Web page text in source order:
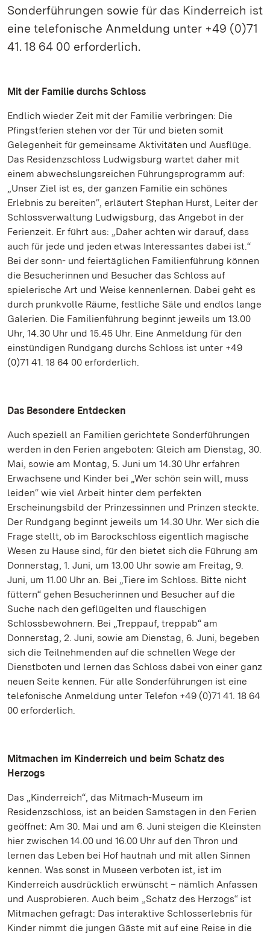
Sonderführungen sowie für das Kinderreich ist
eine telefonische Anmeldung unter +49 (0)71
41. 18 64 00 erforderlich.
Mit der Familie durchs Schloss
Endlich wieder Zeit mit der Familie verbringen: Die
Pfingstferien stehen vor der Tür und bieten somit
Gelegenheit für gemeinsame Aktivitäten und Ausflüge.
Das Residenzschloss Ludwigsburg wartet daher mit
einem abwechslungsreichen Führungsprogramm auf:
„Unser Ziel ist es, der ganzen Familie ein schönes
Erlebnis zu bereiten“, erläutert Stephan Hurst, Leiter der
Schlossverwaltung Ludwigsburg, das Angebot in der
Ferienzeit. Er führt aus: „Daher achten wir darauf, dass
auch für jede und jeden etwas Interessantes dabei ist.“
Bei der sonn- und feiertäglichen Familienführung können
die Besucherinnen und Besucher das Schloss auf
spielerische Art und Weise kennenlernen. Dabei geht es
durch prunkvolle Räume, festliche Säle und endlos lange
Galerien. Die Familienführung beginnt jeweils um 13.00
Uhr, 14.30 Uhr und 15.45 Uhr. Eine Anmeldung für den
einstündigen Rundgang durchs Schloss ist unter +49
(0)71 41. 18 64 00 erforderlich.
Das Besondere Entdecken
Auch speziell an Familien gerichtete Sonderführungen
werden in den Ferien angeboten: Gleich am Dienstag, 30.
Mai, sowie am Montag, 5. Juni um 14.30 Uhr erfahren
Erwachsene und Kinder bei „Wer schön sein will, muss
leiden“ wie viel Arbeit hinter dem perfekten
Erscheinungsbild der Prinzessinnen und Prinzen steckte.
Der Rundgang beginnt jeweils um 14.30 Uhr. Wer sich die
Frage stellt, ob im Barockschloss eigentlich magische
Wesen zu Hause sind, für den bietet sich die Führung am
Donnerstag, 1. Juni, um 13.00 Uhr sowie am Freitag, 9.
Juni, um 11.00 Uhr an. Bei „Tiere im Schloss. Bitte nicht
füttern“ gehen Besucherinnen und Besucher auf die
Suche nach den geflügelten und flauschigen
Schlossbewohnern. Bei „Treppauf, treppab“ am
Donnerstag, 2. Juni, sowie am Dienstag, 6. Juni, begeben
sich die Teilnehmenden auf die schnellen Wege der
Dienstboten und lernen das Schloss dabei von einer ganz
neuen Seite kennen. Für alle Sonderführungen ist eine
telefonische Anmeldung unter Telefon +49 (0)71 41. 18 64
00 erforderlich.
Mitmachen im Kinderreich und beim Schatz des
Herzogs
Das „Kinderreich“, das Mitmach-Museum im
Residenzschloss, ist an beiden Samstagen in den Ferien
geöffnet: Am 30. Mai und am 6. Juni steigen die Kleinsten
hier zwischen 14.00 und 16.00 Uhr auf den Thron und
lernen das Leben bei Hof hautnah und mit allen Sinnen
kennen. Was sonst in Museen verboten ist, ist im
Kinderreich ausdrücklich erwünscht – nämlich Anfassen
und Ausprobieren. Auch beim „Schatz des Herzogs“ ist
Mitmachen gefragt: Das interaktive Schlosserlebnis für
Kinder nimmt die jungen Gäste mit auf eine Reise in die